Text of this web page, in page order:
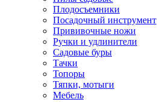
Плодосъемники
Посадочный инструмент
Прививочные ножи
Ручки и удлинители
Садовые буры
Тачки
Топоры
Тяпки, мотыги
Мебель